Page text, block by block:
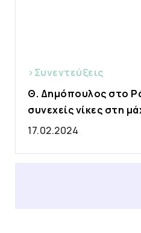
>Συνεντεύξεις
Θ. Δημόπουλος στο
συνεχείς νίκες στη
17.02.2024